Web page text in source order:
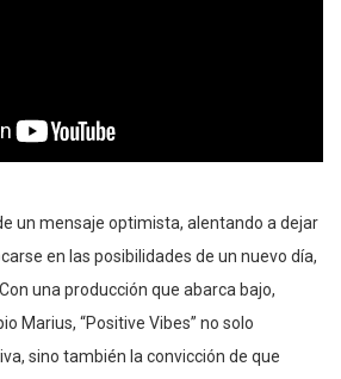
un mensaje optimista, alentando a dejar
en las posibilidades de un nuevo día,
una producción que abarca bajo,
Marius, “Positive Vibes” no solo
sino también la convicción de que